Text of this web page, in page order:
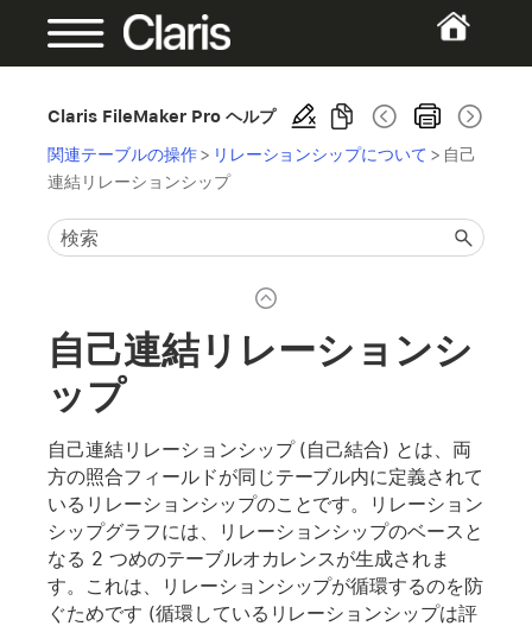
Claris FileMaker Pro ヘルプ
関連テーブルの操作> リレーションシップについて > 自己
連結リレーションシップ
自己連結リレーションシ
ップ
自己連結リレーションシップ (自己結合) とは、両
方の照合フィールドが同じテーブル内に定義されて
いるリレーションシップのことです。リレーション
シップグラフには、リレーションシップのベースと
なる 2 つめのテーブルオカレンスが生成されま
す。これは、リレーションシップが循環するのを防
ぐためです (循環しているリレーションシップは評